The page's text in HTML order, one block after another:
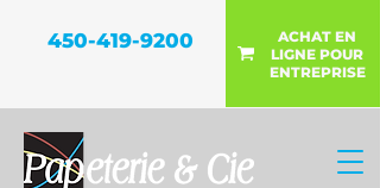
450-419-9200
ACHAT EN
LIGNE POUR
ENTREPRISE